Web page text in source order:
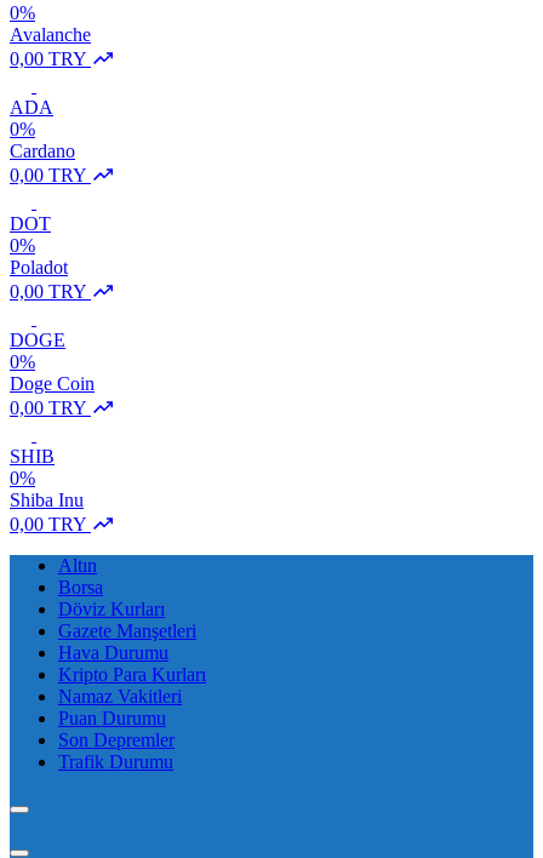
0%
Avalanche
0,00 TRY
ADA
0%
Cardano
0,00 TRY
DOT
0%
Poladot
0,00 TRY
DOGE
0%
Doge Coin
0,00 TRY
SHIB
0%
Shiba Inu
0,00 TRY
Altın
Borsa
Döviz Kurları
Gazete Manşetleri
Hava Durumu
Kripto Para Kurları
Namaz Vakitleri
Puan Durumu
Son Depremler
Trafik Durumu